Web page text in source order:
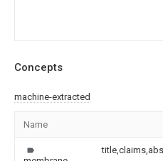
Concepts
machine-extracted
Name